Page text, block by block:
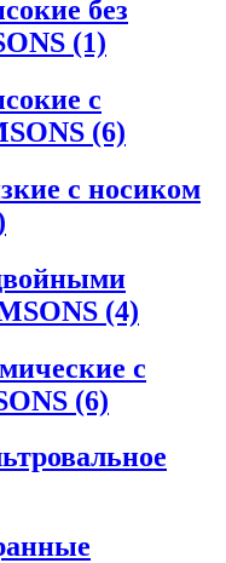
без
(1)
с
(6)
с носиком
(4)
с
(6)